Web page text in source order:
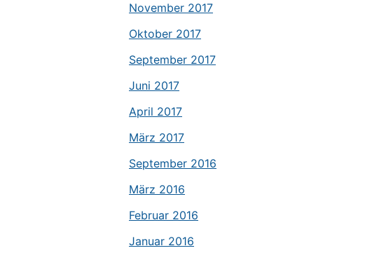
November 2017
Oktober 2017
September 2017
Juni 2017
April 2017
März 2017
September 2016
März 2016
Februar 2016
Januar 2016